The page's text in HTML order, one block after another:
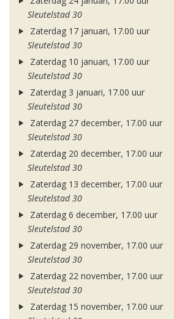
Sleutelstad 30
Zaterdag 17 januari, 17.00 uur
Sleutelstad 30
Zaterdag 10 januari, 17.00 uur
Sleutelstad 30
Zaterdag 3 januari, 17.00 uur
Sleutelstad 30
Zaterdag 27 december, 17.00 uur
Sleutelstad 30
Zaterdag 20 december, 17.00 uur
Sleutelstad 30
Zaterdag 13 december, 17.00 uur
Sleutelstad 30
Zaterdag 6 december, 17.00 uur
Sleutelstad 30
Zaterdag 29 november, 17.00 uur
Sleutelstad 30
Zaterdag 22 november, 17.00 uur
Sleutelstad 30
Zaterdag 15 november, 17.00 uur